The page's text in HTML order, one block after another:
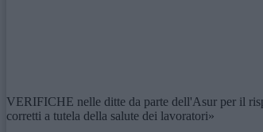
VERIFICHE nelle ditte da parte dell'Asur per il
corretti a tutela della salute dei lavoratori»